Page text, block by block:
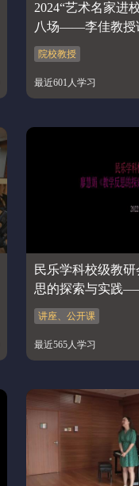
2024“艺术名家进
八场——李佳教授
院校教授
最近601人学习
民乐学科校级教
思的探索与实践
例》
讲座、公开课
最近565人学习